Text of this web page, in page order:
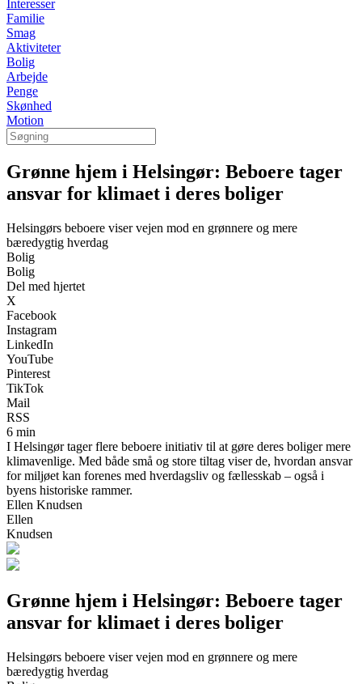
Interesser
Familie
Smag
Aktiviteter
Bolig
Arbejde
Penge
Skønhed
Motion
Grønne hjem i Helsingør: Beboere tager
ansvar for klimaet i deres boliger
Helsingørs beboere viser vejen mod en grønnere og mere
bæredygtig hverdag
Bolig
Bolig
Del med hjertet
X
Facebook
Instagram
LinkedIn
YouTube
Pinterest
TikTok
Mail
RSS
6 min
I Helsingør tager flere beboere initiativ til at gøre deres boliger mere
klimavenlige. Med både små og store tiltag viser de, hvordan ansvar
for miljøet kan forenes med hverdagsliv og fællesskab – også i
byens historiske rammer.
Ellen Knudsen
Ellen
Knudsen
Grønne hjem i Helsingør: Beboere tager
ansvar for klimaet i deres boliger
Helsingørs beboere viser vejen mod en grønnere og mere
bæredygtig hverdag